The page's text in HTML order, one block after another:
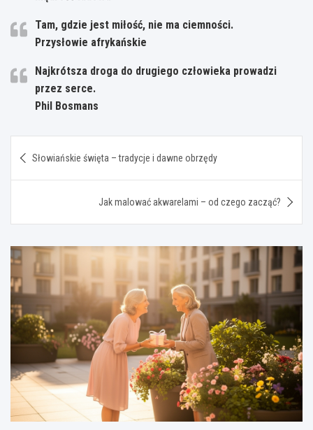
Tam, gdzie jest miłość, nie ma ciemności.
Przysłowie afrykańskie
Najkrótsza droga do drugiego człowieka prowadzi
przez serce.
Phil Bosmans
wpisu
Słowiańskie święta – tradycje i dawne obrzędy
Jak malować akwarelami – od czego zacząć?